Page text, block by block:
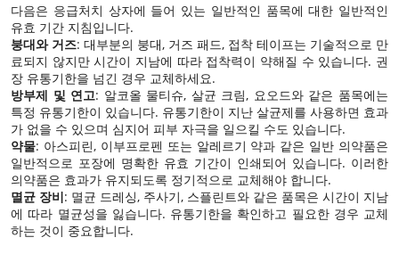
다음은 응급처치 상자에 들어 있는 일반적인 품목에 대한 일반적인
유효 기간 지침입니다.
붕대와 거즈: 대부분의 붕대, 거즈 패드, 접착 테이프는 기술적으로 만
료되지 않지만 시간이 지남에 따라 접착력이 약해질 수 있습니다. 권
장 유통기한을 넘긴 경우 교체하세요.
방부제 및 연고: 알코올 물티슈, 살균 크림, 요오드와 같은 품목에는
특정 유통기한이 있습니다. 유통기한이 지난 살균제를 사용하면 효과
가 없을 수 있으며 심지어 피부 자극을 일으킬 수도 있습니다.
약물: 아스피린, 이부프로펜 또는 알레르기 약과 같은 일반 의약품은
일반적으로 포장에 명확한 유효 기간이 인쇄되어 있습니다. 이러한
의약품은 효과가 유지되도록 정기적으로 교체해야 합니다.
멸균 장비: 멸균 드레싱, 주사기, 스플린트와 같은 품목은 시간이 지남
에 따라 멸균성을 잃습니다. 유통기한을 확인하고 필요한 경우 교체
하는 것이 중요합니다.